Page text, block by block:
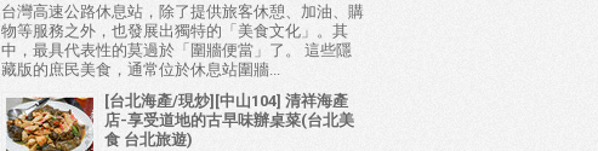
台灣高速公路休息站，除了提供旅客休憩、加油、購
物等服務之外，也發展出獨特的「美食文化」。其
中，最具代表性的莫過於「圍牆便當」了。 這些隱
藏版的庶民美食，通常位於休息站圍牆...
[台北海產/現炒][中山104] 清祥海產
店-享受道地的古早味辦桌菜(台北美
食 台北旅遊)